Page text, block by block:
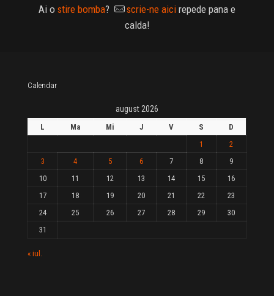
Ai o stire bomba? scrie-ne aici repede pana e
calda!
Calendar
august 2026
L Ma Mi J V S
D
1
2
3
4 5 6 7 8
9
10
11 12 13 14 15
16
17
18 19 20 21 22
23
24
25 26 27 28 29
30
31
« iul.